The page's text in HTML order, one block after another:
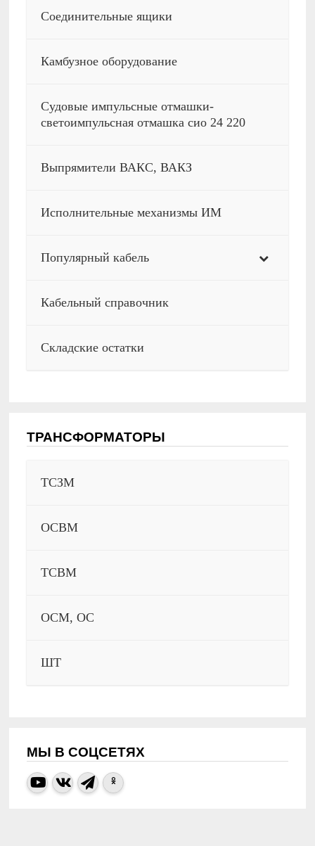
Соединительные ящики
Камбузное оборудование
Судовые импульсные отмашки-
светоимпульсная отмашка сио 24 220
Выпрямители ВАКС, ВАКЗ
Исполнительные механизмы ИМ
Популярный кабель
Кабельный справочник
Складские остатки
ТРАНСФОРМАТОРЫ
ТСЗМ
ОСВМ
ТСВМ
ОСМ, ОС
ШТ
МЫ В СОЦСЕТЯХ